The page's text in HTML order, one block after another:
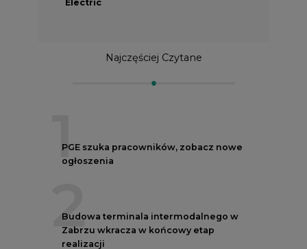
Najczęściej Czytane
1
PGE szuka pracowników, zobacz nowe
ogłoszenia
2
Budowa terminala intermodalnego w
Zabrzu wkracza w końcowy etap
realizacji